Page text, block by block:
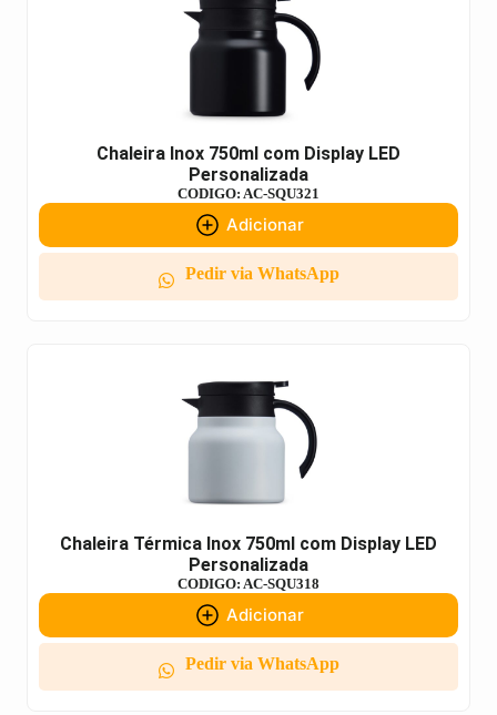
Chaleira Inox 750ml com Display LED
Personalizada
CODIGO: AC-SQU321
Adicionar
Pedir via WhatsApp
Chaleira Térmica Inox 750ml com Display LED
Personalizada
CODIGO: AC-SQU318
Adicionar
Pedir via WhatsApp